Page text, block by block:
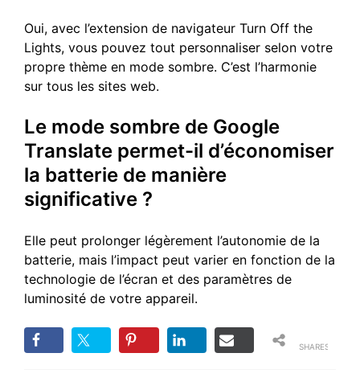
Oui, avec l’extension de navigateur Turn Off the
Lights, vous pouvez tout personnaliser selon votre
propre thème en mode sombre. C’est l’harmonie
sur tous les sites web.
Le mode sombre de Google
Translate permet-il d’économiser
la batterie de manière
significative ?
Elle peut prolonger légèrement l’autonomie de la
batterie, mais l’impact peut varier en fonction de la
technologie de l’écran et des paramètres de
luminosité de votre appareil.
SHARES